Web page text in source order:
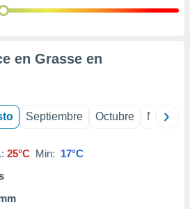
en Grasse en
Septiembre Octubre
25°C Min: 17°C